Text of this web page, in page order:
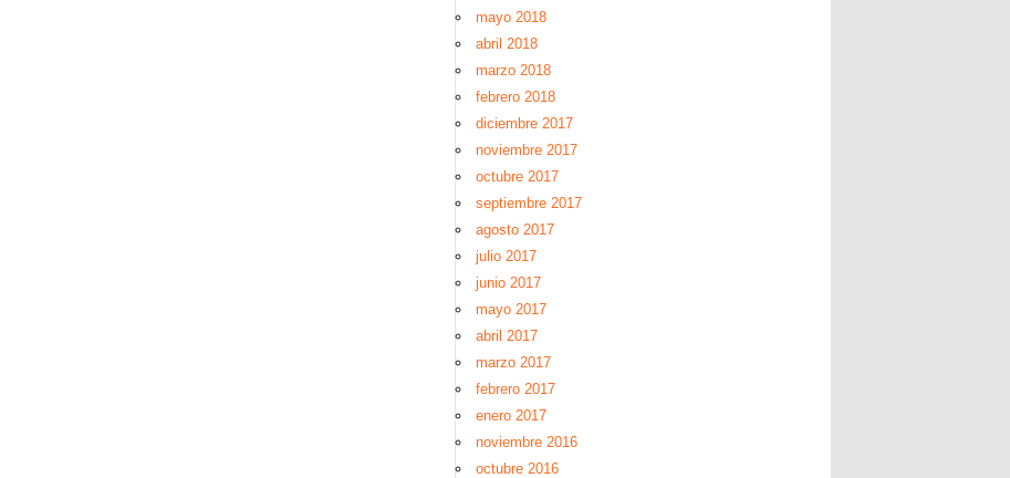
mayo 2018
abril 2018
marzo 2018
febrero 2018
diciembre 2017
noviembre 2017
octubre 2017
septiembre 2017
agosto 2017
julio 2017
junio 2017
mayo 2017
abril 2017
marzo 2017
febrero 2017
enero 2017
noviembre 2016
octubre 2016